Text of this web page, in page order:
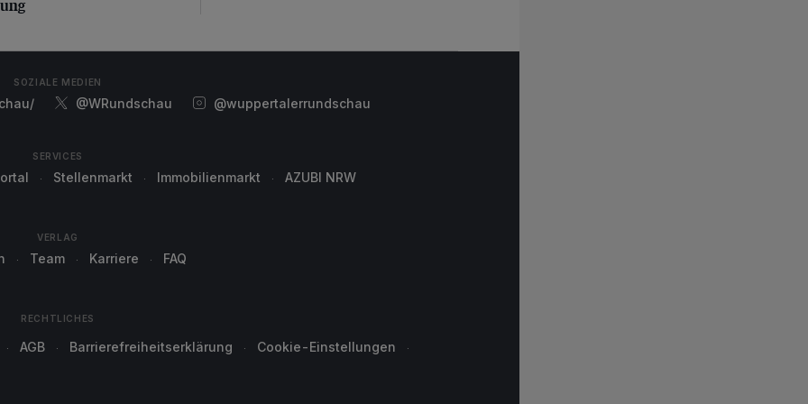
SOZIALE MEDIEN
@WRundschau @wuppertalerrundschau
SERVICES
Stellenmarkt Immobilienmarkt AZUBI NRW
VERLAG
Team Karriere FAQ
RECHTLICHES
AGB Barrierefreiheitserklärung Cookie-Einstellungen